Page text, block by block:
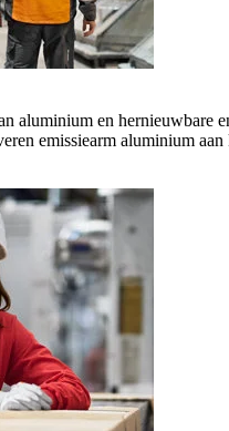
aluminium en hernieuwbare
emissiearm aluminium